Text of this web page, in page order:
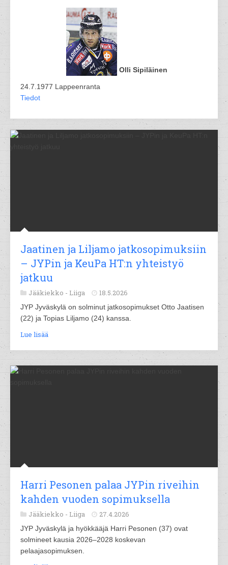
Olli Sipiläinen
24.7.1977 Lappeenranta
Tiedot
Jaatinen ja Liljamo jatkosopimuksiin
– JYPin ja KeuPa HT:n yhteistyö
jatkuu
Jääkiekko - Liiga 18.5.2026
JYP Jyväskylä on solminut jatkosopimukset Otto Jaatisen
(22) ja Topias Liljamo (24) kanssa.
Lue lisää
Harri Pesonen palaa JYPin riveihin
kahden vuoden sopimuksella
Jääkiekko - Liiga 27.4.2026
JYP Jyväskylä ja hyökkääjä Harri Pesonen (37) ovat
solmineet kausia 2026–2028 koskevan
pelaajasopimuksen.